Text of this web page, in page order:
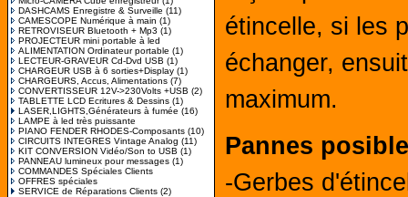
DASHCAMS Enregistre & Surveille (11)
CAMESCOPE Numérique à main (1)
RETROVISEUR Bluetooth + Mp3 (1)
PROJECTEUR mini portable à led
ALIMENTATION Ordinateur portable (1)
LECTEUR-GRAVEUR Cd-Dvd USB (1)
CHARGEUR USB à 6 sorties+Display (1)
CHARGEURS, Accus, Alimentations (7)
CONVERTISSEUR 12V->230Volts +USB (2)
TABLETTE LCD Ecritures & Dessins (1)
LASER,LIGHTS,Générateurs à fumée (16)
LAMPE à led très puissante
PIANO FENDER RHODES-Composants (10)
CIRCUITS INTEGRES Vintage Analog (11)
KIT CONVERSION Vidéo/Son to USB (1)
PANNEAU lumineux pour messages (1)
COMMANDES Spéciales Clients
OFFRES spéciales
SERVICE de Réparations Clients (2)
étincelle, si les
échanger,
maximum.
Pannes
-Gerbes